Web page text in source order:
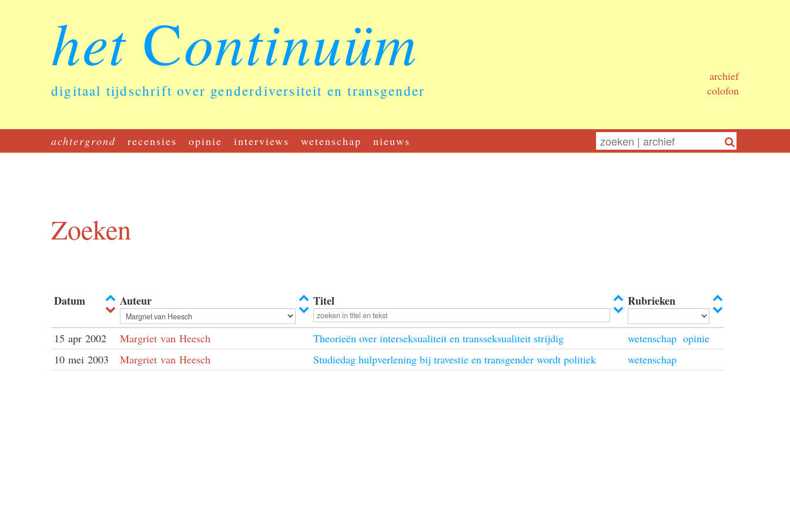
het Continuüm
digitaal tijdschrift over genderdiversiteit en transgender
archief
colofon
achtergrond recensies opinie interviews wetenschap nieuws
Zoeken
Datum Auteur Titel Rubrieken
15 apr 2002 Margriet van Heesch Theorieën over interseksualiteit en transseksualiteit strijdig wetenschap opinie
10 mei 2003
Margriet van Heesch Studiedag hulpverlening bij travestie en transgender wordt politiek wetenschap